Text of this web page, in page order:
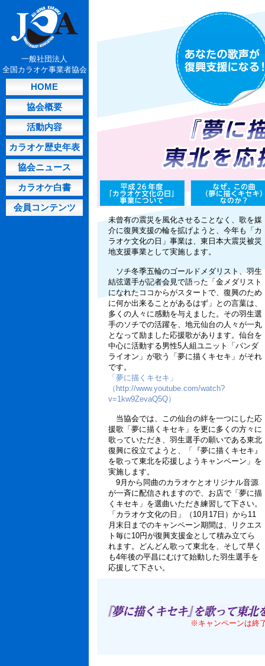
一般社団法人
全国カラオケ事業者協会
HOME
協会概要
活動内容
カラオケ歴史年表
協会ニュース
カラオケ白書
会員コンテンツ
未曾有の震災を風化させることなく、歌を媒
介に復興支援の輪を拡げようと、今年も「カ
ラオケ文化の日」事業は、東日本大震災被災
地支援事業として実施します。
ソチ冬季五輪のゴールドメダリスト、羽生
結弦選手が記者会見で語った「金メダリスト
になれたココからがスタートで、復興のため
に何か出来ることがあるはず」との言葉は、
多くの人々に感動を与えました。その羽生選
手のソチでの活躍を、地元仙台の人々が一丸
となって励ました応援歌があります。仙台を
中心に活動する男性5人組ユニット「パンダ
ライオン」が歌う「夢に描くキセキ」がそれ
です。
「夢に描くキセキ」
（http://www.youtube.com/watch?
v=1kw9ZevaQ5Q）
当協会では、この仙台の絆を一つにした応
援歌「夢に描くキセキ」を更に多くの方々に
歌っていただき、羽生選手の願いである東北
復興に役立てようと、「『夢に描くキセキ』
を歌って東北を応援しようキャンペーン」を
実施します。
9月から同曲のカラオケとオリジナル音源
が一斉に配信されますので、お店で「夢に描
くキセキ」を選曲いただき練習して下さい。
「カラオケ文化の日」（10月17日）から11
月末日までのキャンペーン期間は、リクエス
ト毎に10円が復興支援金として積み立てら
れます。どんどん歌って東北を、そして早く
も4年後の平昌にむけて始動した羽生選手を
応援して下さい。
※キャンペーンは終